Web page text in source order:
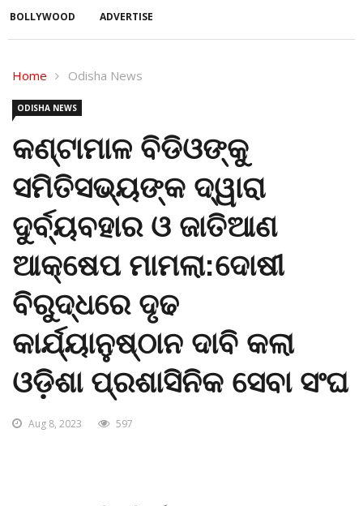
କଣ୍ଟାମାଳ ବିଡିଓଙ୍କୁ
ସମିତିସଭ୍ୟଙ୍କ ଦ୍ୱାରା
ଦୁର୍ବ୍ୟବହାର ଓ ଜାତିଆଣ
ଆକ୍ଷେପ ମାମଲା:ଦୋଷୀ
ବିରୁଦ୍ଧରେ ଦୃଢ
କାର୍ଯ୍ୟାନୁଷ୍ଠାନ ଦାବି କଲା
ଓଡ଼ିଶା ପ୍ରଶାସିନିକ ସେବା ସଂଘ